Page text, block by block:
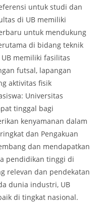
untuk studi dan
di UB memiliki
untuk mendukung
di bidang teknik
memiliki fasilitas
futsal, lapangan
aktivitas fisik
Universitas
tinggal bagi
kenyamanan dalam
dan Pengakuan
dan mendapatkan
pendidikan tinggi di
relevan dan pendekatan
dunia industri, UB
di tingkat nasional.